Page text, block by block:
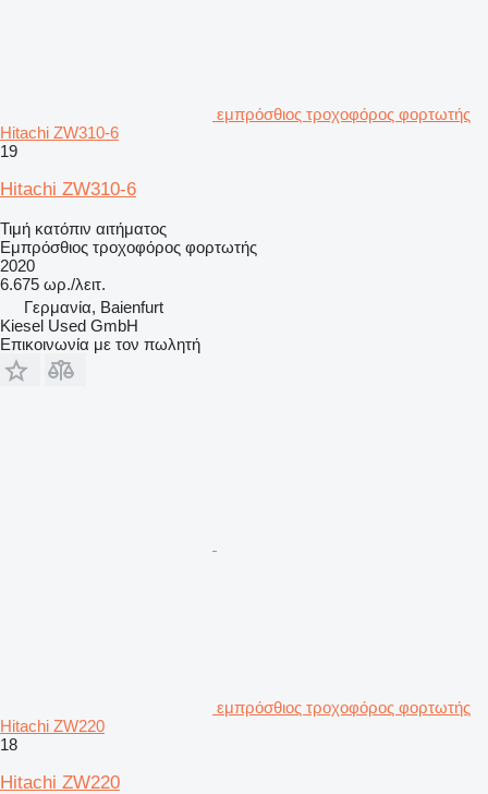
εμπρόσθιος τροχοφόρος φορτωτής
Hitachi ZW310-6
19
Hitachi ZW310-6
Τιμή κατόπιν αιτήματος
Εμπρόσθιος τροχοφόρος φορτωτής
2020
6.675 ωρ./λειτ.
Γερμανία, Baienfurt
Kiesel Used GmbH
Επικοινωνία με τον πωλητή
εμπρόσθιος τροχοφόρος φορτωτής
Hitachi ZW220
18
Hitachi ZW220